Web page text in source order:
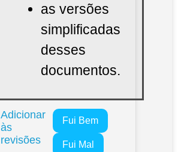
as versões
simplificadas
desses
documentos.
Adicionar
às
revisões
Fui Bem
Fui Mal